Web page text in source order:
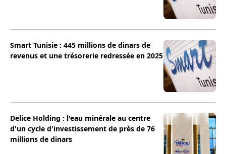
Smart Tunisie : 445 millions de dinars de
revenus et une trésorerie redressée en 2025
Delice Holding : l'eau minérale au centre
d'un cycle d'investissement de près de 76
millions de dinars